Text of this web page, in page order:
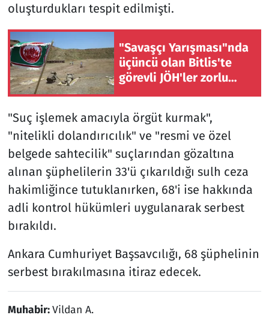
oluşturdukları tespit edilmişti.
"Savaşçı Yarışması"nda
üçüncü olan Bitlis'te
görevli JÖH'ler zorlu
"Suç işlemek amacıyla örgüt kurmak",
"nitelikli dolandırıcılık" ve "resmi ve özel
belgede sahtecilik" suçlarından gözaltına
alınan şüphelilerin 33'ü çıkarıldığı sulh ceza
hakimliğince tutuklanırken, 68'i ise hakkında
adli kontrol hükümleri uygulanarak serbest
bırakıldı.
Ankara Cumhuriyet Başsavcılığı, 68 şüphelinin
serbest bırakılmasına itiraz edecek.
Muhabir:Vildan A.